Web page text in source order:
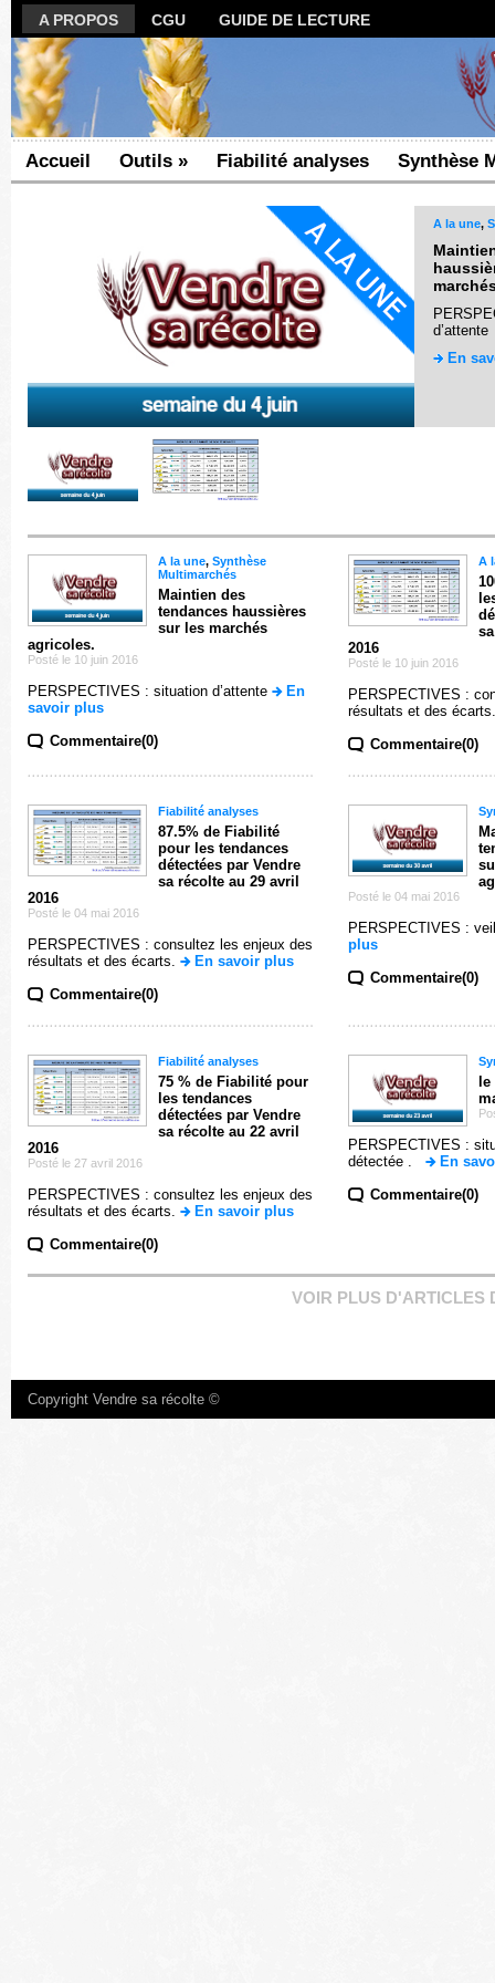
A PROPOS CGU GUIDE DE LECTURE
Accueil Outils » Fiabilité analyses Synthèse
A la une,
d’attente
En
A la une, Synthèse
Multimarchés
Maintien des
tendances haussières
sur les marchés
agricoles.
Posté le 10 juin 2016
PERSPECTIVES : situation d’attente
En
savoir plus
Commentaire(0)
A
2016
Posté le 10 juin 2016
PERSPECTIVES :
résultats et des
Commentaire(0)
Fiabilité analyses
87.5% de Fiabilité
pour les tendances
détectées par Vendre
sa récolte au 29 avril
2016
Posté le 04 mai 2016
PERSPECTIVES : consultez les enjeux des
résultats et des écarts.
En savoir plus
Commentaire(0)
Posté le 04 mai 2016
PERSPECTIVES :
plus
Commentaire(0)
Fiabilité analyses
75 % de Fiabilité pour
les tendances
détectées par Vendre
sa récolte au 22 avril
2016
Posté le 27 avril 2016
PERSPECTIVES : consultez les enjeux des
résultats et des écarts.
En savoir plus
Commentaire(0)
PERSPECTIVES :
détectée .
En
Commentaire(0)
VOIR PLUS D'ARTICLES
Copyright Vendre sa récolte ©